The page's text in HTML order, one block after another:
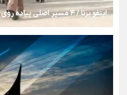
تهران رفتند»
سه حسرتی که به دلم ماند
مومنِ مقتدرِ مظلوم
اینفو برنا / ۴ مسیر اصلی پیاده روی اربعین در عراق